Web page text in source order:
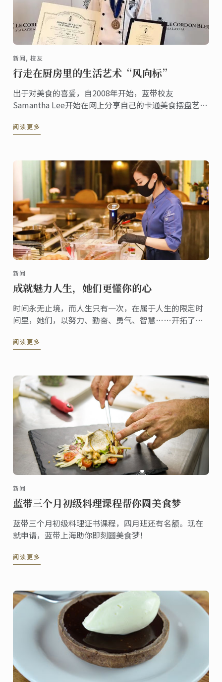
新闻, 校友
行走在厨房里的生活艺术“风向标”
出于对美食的喜爱，自2008年开始，蓝带校友
Samantha Lee开始在网上分享自己的卡通美食摆盘艺
阅读更多
新闻
成就魅力人生，她们更懂你的心
时间永无止境，而人生只有一次，在属于人生的限定时
间里，她们，以努力、勤奋、勇气、智慧……开拓了
阅读更多
新闻
蓝带三个月初级料理课程帮你圆美食梦
蓝带三个月初级料理证书课程，四月班还有名额。现在
就申请，蓝带上海助你即刻圆美食梦！
阅读更多